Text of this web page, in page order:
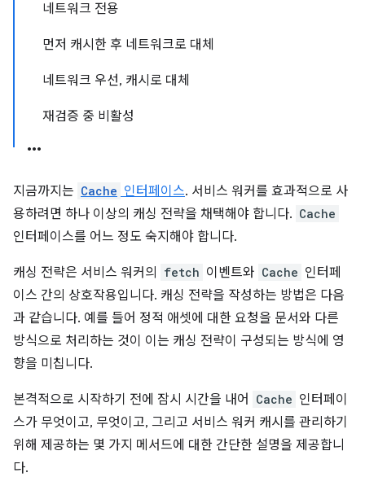
네트워크 전용
먼저 캐시한 후 네트워크로 대체
네트워크 우선, 캐시로 대체
재검증 중 비활성
지금까지는 Cache 인터페이스. 서비스 워커를 효과적으로 사
용하려면 하나 이상의 캐싱 전략을 채택해야 합니다. Cache
인터페이스를 어느 정도 숙지해야 합니다.
캐싱 전략은 서비스 워커의 fetch 이벤트와 Cache 인터페
이스 간의 상호작용입니다. 캐싱 전략을 작성하는 방법은 다음
과 같습니다. 예를 들어 정적 애셋에 대한 요청을 문서와 다른
방식으로 처리하는 것이 이는 캐싱 전략이 구성되는 방식에 영
향을 미칩니다.
본격적으로 시작하기 전에 잠시 시간을 내어 Cache 인터페이
스가 무엇이고, 무엇이고, 그리고 서비스 워커 캐시를 관리하기
위해 제공하는 몇 가지 메서드에 대한 간단한 설명을 제공합니
다.